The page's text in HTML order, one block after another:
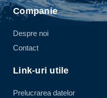
Companie
Despre noi
Contact
Link-uri utile
Prelucrarea datelor